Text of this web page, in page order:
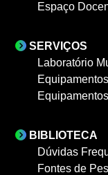
Espaço
SERVIÇOS
Laboratório
BIBLIOTECA
Dúvidas
Fontes de